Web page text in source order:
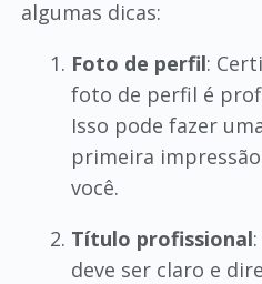
algumas dicas:
Foto de perfil:
foto de perfil é
Isso pode fazer
primeira
você.
Título profissional
deve ser claro e